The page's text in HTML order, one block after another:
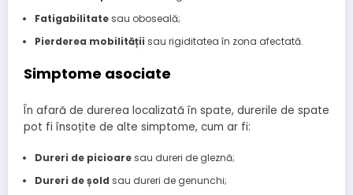
Fatigabilitatesau oboseală;
Pierderea mobilității sau rigiditatea în zona afectată.
Simptome asociate
În afară de durerea localizată în spate, durerile de spate
pot fi însoțite de alte simptome, cum ar fi:
Dureri de picioaresau dureri de gleznă;
Dureri de șold sau dureri de genunchi;